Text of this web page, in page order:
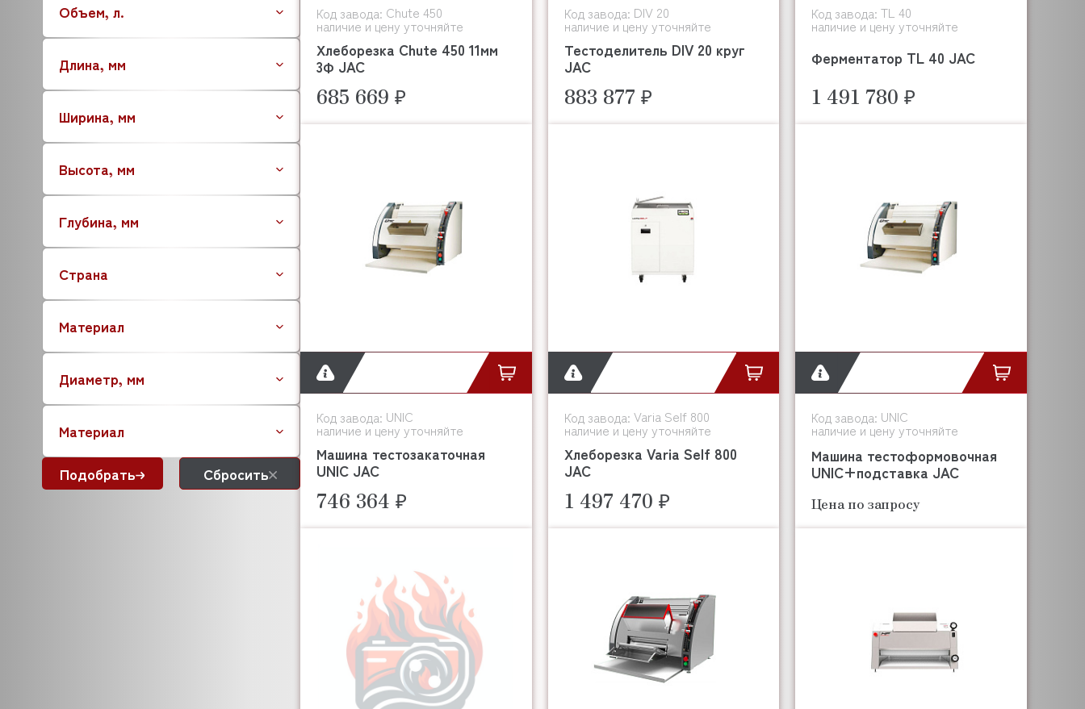
BESSERVACUUM
BAKEBERRY
BARBOSSA P.L.
BOKNI
BERKEL
BRAS
BRAVILOR BONAMAT
BREMA
BRITA
BRISKLY
CAB
CAMBRO
CANCAN
CAS
CASADIO
CARBOMA (Карбома)
CELME
CNIX
COOLEQ
COLDLINE
Объем, л.
Длина, мм
Ширина, мм
Высота, мм
Глубина, мм
Страна
Материал
Диаметр, мм
Материал
Подобрать Сбросить
Код завода: Chute 450
наличие и цену уточняйте
Хлеборезка Chute 450 11мм
3Ф JAC
685 669 ₽
Код завода: DIV 20
наличие и цену уточняйте
Тестоделитель DIV 20 круг
JAC
883 877 ₽
Код завода:TL 40
наличие и цену уточняйте
Ферментатор TL 40 JAC
1 491 780 ₽
Код завода: UNIC
наличие и цену уточняйте
Машина тестозакаточная
UNIC JAC
746 364 ₽
Код завода: Varia Self 800
наличие и цену уточняйте
Хлеборезка Varia Self 800
JAC
1 497 470 ₽
Код завода: UNIC
наличие и цену уточняйте
Машина тестоформовочная
UNIC+подставка JAC
Цена по запросу